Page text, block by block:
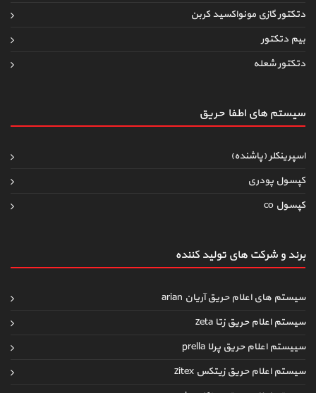
دتکتور گازی مونواکسید کربن
بیم دتکتور
دتکتور شعله
سیستم های اطفاءحریق
اسپرینکلر (پاشنده)
کپسول پودری
کپسول co
برند و شرکت های تولید کننده
سیستم های اعلام حریق آریان arian
سیستم اعلام حریق زتا zeta
سییستم اعلام حریق پرلا prella
سیستم اعلام حریق زیتکس zitex